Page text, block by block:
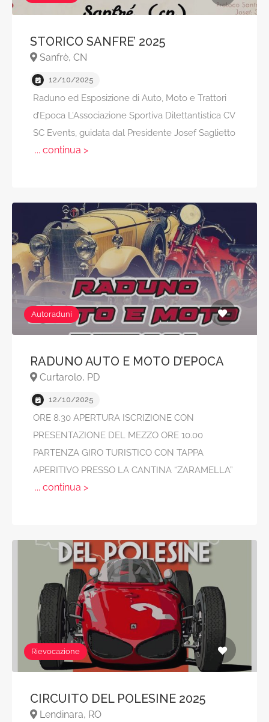
STORICO SANFRE’ 2025
Sanfrè, CN
12/10/2025
Raduno ed Esposizione di Auto, Moto e Trattori
d’Epoca L’Associazione Sportiva Dilettantistica CV
SC Events, guidata dal Presidente Josef Saglietto
... continua >
Autoraduni
RADUNO AUTO E MOTO D’EPOCA
Curtarolo, PD
12/10/2025
ORE 8.30 APERTURA ISCRIZIONE CON
PRESENTAZIONE DEL MEZZO ORE 10.00
PARTENZA GIRO TURISTICO CON TAPPA
APERITIVO PRESSO LA CANTINA “ZARAMELLA”
... continua >
Rievocazione
CIRCUITO DEL POLESINE 2025
Lendinara, RO